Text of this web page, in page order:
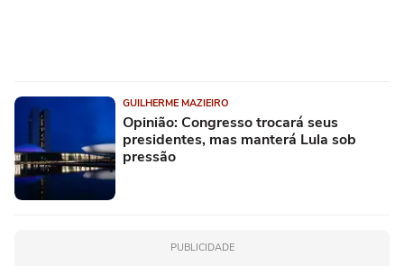
GUILHERME MAZIEIRO
Opinião: Congresso trocará seus
presidentes, mas manterá Lula sob
pressão
PUBLICIDADE